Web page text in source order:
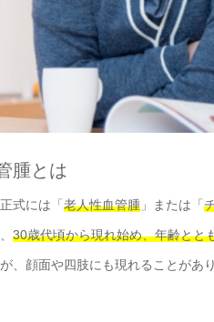
腫とは
式には「 老人性血管腫 」または「
30歳代頃から現れ始め、年齢とと
、顔面や四肢にも現れることがあり